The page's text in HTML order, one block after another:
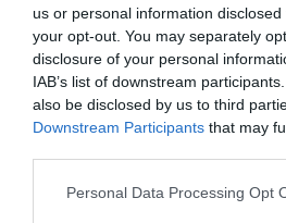
us or personal information
your opt-out. You may separately
disclosure of your personal
IAB’s list of downstream
also be disclosed by us to third
Downstream Participants that may
Personal Data Processing Opt
Oenobiol Confort Digestif Vientre Plano
●Lactobacilus plantarum:registrado
bacteria es la predominante en el
adhiere con facilidad a la mucosa
Bifidobacterium breve:registrado en